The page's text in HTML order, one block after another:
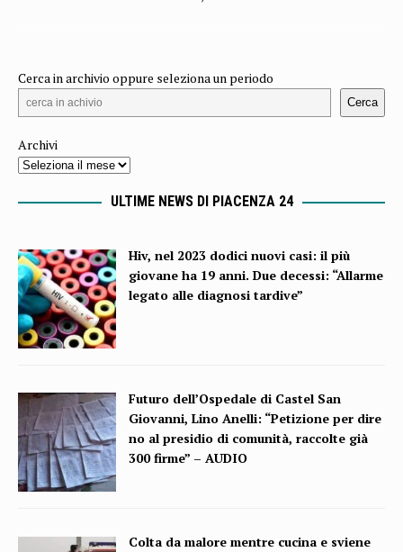
Cerca in archivio oppure seleziona un periodo
Cerca
Archivi
ULTIME NEWS DI PIACENZA 24
Hiv, nel 2023 dodici nuovi casi: il più
giovane ha 19 anni. Due decessi: “Allarme
legato alle diagnosi tardive”
Futuro dell’Ospedale di Castel San
Giovanni, Lino Anelli: “Petizione per dire
no al presidio di comunità, raccolte già
300 firme” – AUDIO
Colta da malore mentre cucina e sviene